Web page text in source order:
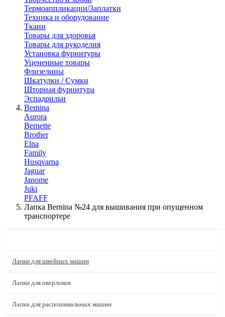
Термоаппликации/Заплатки
Техника и оборудование
Ткани
Товары для здоровья
Товары для рукоделия
Установка фурнитуры
Уцененные товары
Флизелины
Шкатулки / Сумки
Шторная фурнитура
Эспадрильи
Bernina
Aurora
Bernette
Brother
Elna
Family
Husqvarna
Jaguar
Janome
Juki
PFAFF
Лапка Bernina №24 для вышивания при опущенном
транспортере
Лапки для швейных машин
Лапки для оверлоков
Лапки для распошивальных машин